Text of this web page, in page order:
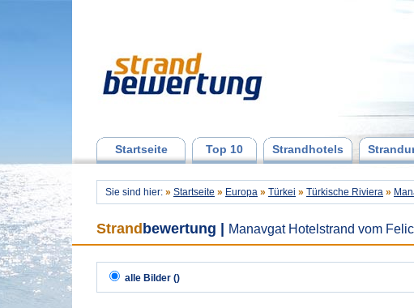
Startseite Top 10 Strandhotels
Sie sind hier: » Startseite » Europa » Türkei » Türkische Riviera »
Strand bewertung Manavgat Hotelstrand vom
alle Bilder ()